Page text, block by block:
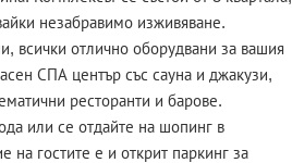
незабравимо изживяване.
всички отлично оборудвани за вашия
СПА център със сауна и джакузи,
ресторанти и барове.
или се отдайте на шопинг в
на гостите е и открит паркинг за